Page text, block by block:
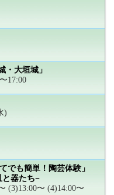
・大垣城」
17:00
)
でも簡単！陶芸体験」
と器たち−
(3)13:00〜 (4)14:00〜